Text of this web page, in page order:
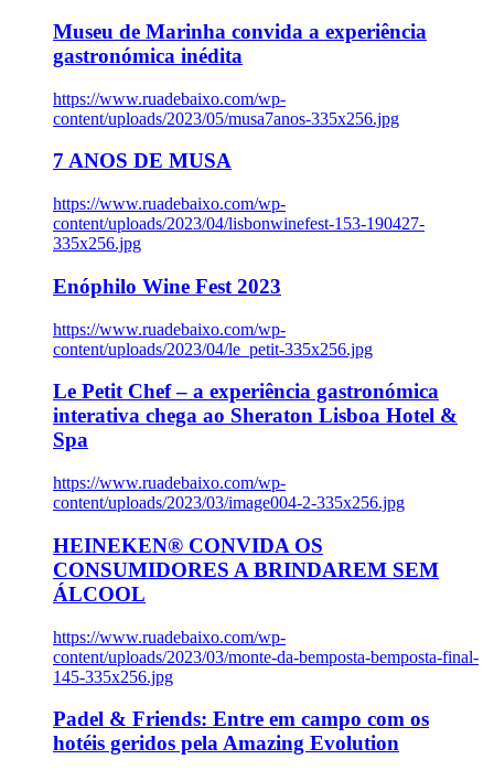
Museu de Marinha convida a experiência
gastronómica inédita
https://www.ruadebaixo.com/wp-
content/uploads/2023/05/musa7anos-335x256.jpg
7 ANOS DE MUSA
https://www.ruadebaixo.com/wp-
content/uploads/2023/04/lisbonwinefest-153-190427-
335x256.jpg
Enóphilo Wine Fest 2023
https://www.ruadebaixo.com/wp-
content/uploads/2023/04/le_petit-335x256.jpg
Le Petit Chef – a experiência gastronómica
interativa chega ao Sheraton Lisboa Hotel &
Spa
https://www.ruadebaixo.com/wp-
content/uploads/2023/03/image004-2-335x256.jpg
HEINEKEN® CONVIDA OS
CONSUMIDORES A BRINDAREM SEM
ÁLCOOL
https://www.ruadebaixo.com/wp-
content/uploads/2023/03/monte-da-bemposta-bemposta-final-
145-335x256.jpg
Padel & Friends: Entre em campo com os
hotéis geridos pela Amazing Evolution